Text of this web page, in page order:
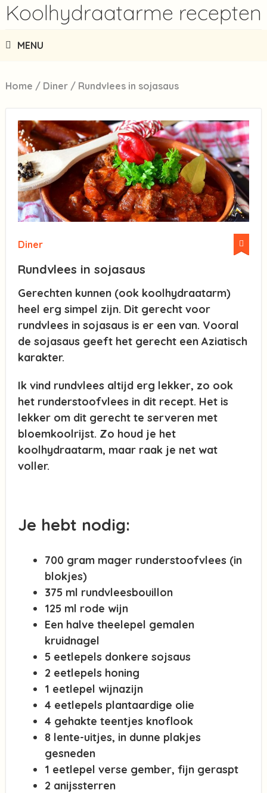
Koolhydraatarme recepten
MENU
Home / Diner / Rundvlees in sojasaus
Diner
Rundvlees in sojasaus
Gerechten kunnen (ook koolhydraatarm)
heel erg simpel zijn. Dit gerecht voor
rundvlees in sojasaus is er een van. Vooral
de sojasaus geeft het gerecht een Aziatisch
karakter.
Ik vind rundvlees altijd erg lekker, zo ook
het runderstoofvlees in dit recept. Het is
lekker om dit gerecht te serveren met
bloemkoolrijst. Zo houd je het
koolhydraatarm, maar raak je net wat
voller.
Je hebt nodig:
700 gram mager runderstoofvlees (in
blokjes)
375 ml rundvleesbouillon
125 ml rode wijn
Een halve theelepel gemalen
kruidnagel
5 eetlepels donkere sojsaus
2 eetlepels honing
1 eetlepel wijnazijn
4 eetlepels plantaardige olie
4 gehakte teentjes knoflook
8 lente-uitjes, in dunne plakjes
gesneden
1 eetlepel verse gember, fijn geraspt
2 anijssterren